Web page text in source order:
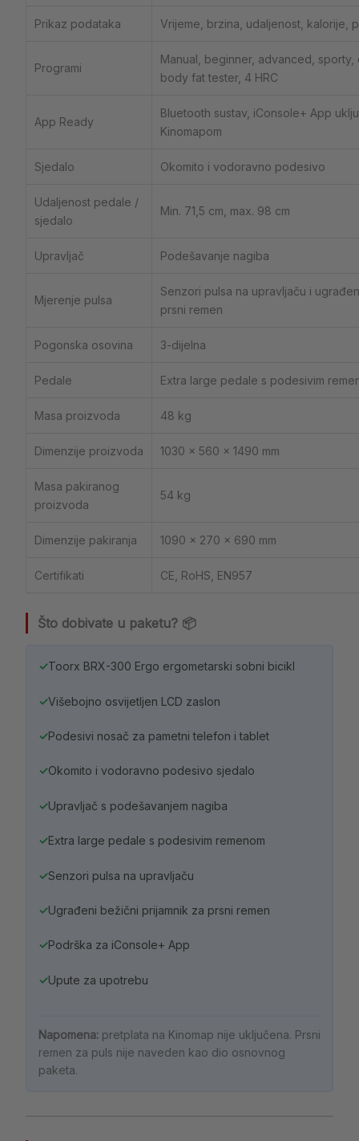
Prikaz podataka Vrijeme, brzina, udaljenost, kalorije,
Programi
Manual, beginner, advanced,
body fat tester, 4 HRC
App Ready
Bluetooth sustav, iConsole+ App
Kinomapom
Sjedalo Okomito i vodoravno podesivo
Udaljenost pedale /
sjedalo
Min. 71,5 cm, max. 98 cm
Upravljač Podešavanje nagiba
Mjerenje pulsa
Senzori pulsa na upravljaču i
prsni remen
Pogonska osovina 3-dijelna
Pedale Extra large pedale s podesivim
Masa proizvoda 48 kg
Dimenzije proizvoda 1030 × 560 × 1490 mm
Masa pakiranog
proizvoda
54 kg
Dimenzije pakiranja 1090 × 270 × 690 mm
Certifikati CE, RoHS, EN957
Što dobivate u paketu? 📦
✓Toorx BRX-300 Ergo ergometarski sobni bicikl
✓Višebojno osvijetljen LCD zaslon
✓Podesivi nosač za pametni telefon i tablet
✓Okomito i vodoravno podesivo sjedalo
✓Upravljač s podešavanjem nagiba
✓Extra large pedale s podesivim remenom
✓Senzori pulsa na upravljaču
✓Ugrađeni bežični prijamnik za prsni remen
✓Podrška za iConsole+ App
✓Upute za upotrebu
Napomena: pretplata na Kinomap nije uključena. Prsni
remen za puls nije naveden kao dio osnovnog
paketa.